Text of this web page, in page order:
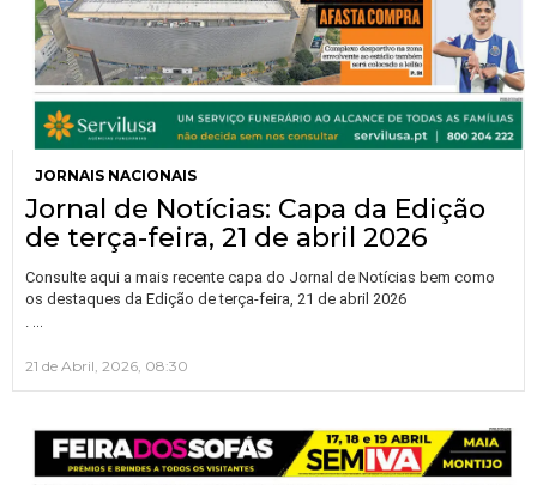
JORNAIS NACIONAIS
Jornal de Notícias: Capa da Edição
de terça-feira, 21 de abril 2026
Consulte aqui a mais recente capa do Jornal de Notícias bem como
os destaques da Edição de terça-feira, 21 de abril 2026
. …
21 de Abril, 2026, 08:30